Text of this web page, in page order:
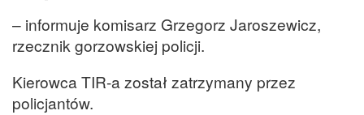
– informuje komisarz Grzegorz Jaroszewicz,
rzecznik gorzowskiej policji.
Kierowca TIR-a został zatrzymany przez
policjantów.